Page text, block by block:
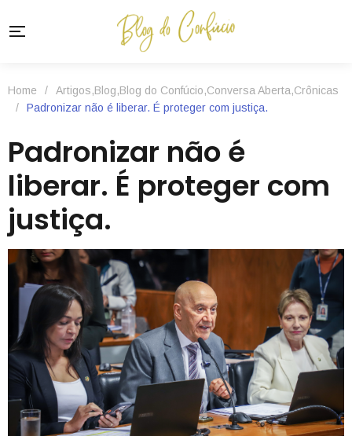
Home / Artigos,Blog,Blog do Confúcio,Conversa Aberta,Crônicas
/
Padronizar não é liberar. É proteger com justiça.
Padronizar não é
liberar. É proteger com
justiça.